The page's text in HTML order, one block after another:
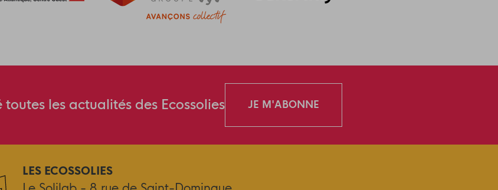
toutes les actualités des Ecossolies JE M'ABONNE
LES ECOSSOLIES